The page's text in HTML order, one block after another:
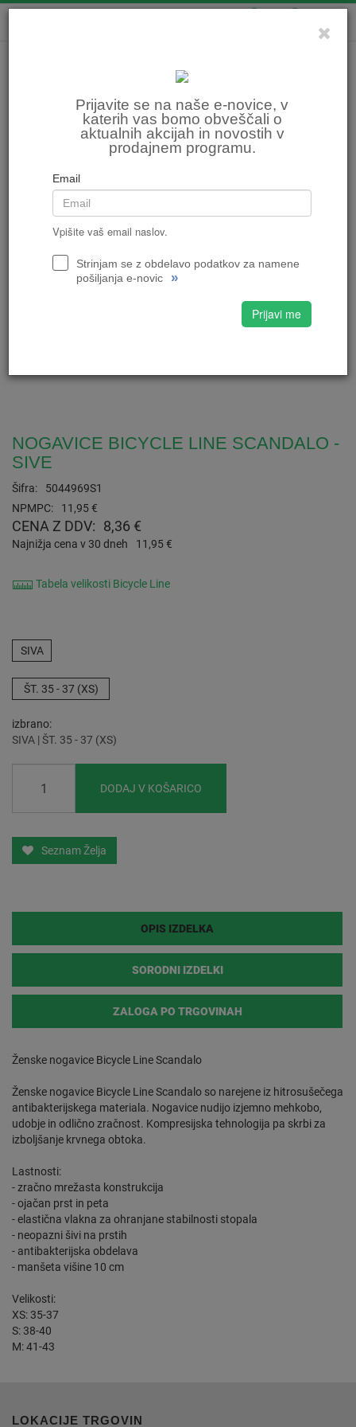
Prijavite se na naše e-novice, v
katerih vas bomo obveščali o
aktualnih akcijah in novostih v
prodajnem programu.
Email
Vpišite vaš email naslov.
Strinjam se z obdelavo podatkov za namene
pošiljanja e-novic
»
Prijavi me
NOGAVICE BICYCLE LINE SCANDALO -
SIVE
Šifra:
5044969S1
NPMPC:
11,95 €
CENA Z DDV: 8,36 €
Najnižja cena v 30 dneh 11,95 €
Tabela velikosti Bicycle Line
SIVA
ŠT. 35 - 37 (XS)
izbrano
SIVA | ŠT. 35 - 37 (XS)
DODAJ V KOŠARICO
Seznam Želja
OPIS IZDELKA
SORODNI IZDELKI
ZALOGA PO TRGOVINAH
Ženske nogavice Bicycle Line Scandalo
Ženske nogavice Bicycle Line Scandalo so narejene iz hitrosušečega
antibakterijskega materiala. Nogavice nudijo izjemno mehkobo,
udobje in odlično zračnost. Kompresijska tehnologija pa skrbi za
izboljšanje krvnega obtoka.
Lastnosti:
- zračno mrežasta konstrukcija
- ojačan prst in peta
- elastična vlakna za ohranjane stabilnosti stopala
- neopazni šivi na prstih
- antibakterijska obdelava
- manšeta višine 10 cm
Velikosti:
XS: 35-37
S: 38-40
M: 41-43
LOKACIJE TRGOVIN